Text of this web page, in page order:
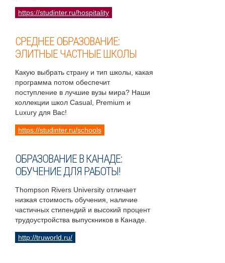
https://studinter.ru/hospitality
СРЕДНЕЕ ОБРАЗОВАНИЕ:
ЭЛИТНЫЕ ЧАСТНЫЕ ШКОЛЫ
Какую выбрать страну и тип школы, какая
программа потом обеспечит
поступление в лучшие вузы мира? Наши
коллекции школ Casual, Premium и
Luxury для Вас!
https://studinter.ru/schools
ОБРАЗОВАНИЕ В КАНАДЕ:
ОБУЧЕНИЕ ДЛЯ РАБОТЫ!
Thompson Rivers University отличает
низкая стоимость обучения, наличие
частичных стипендий и высокий процент
трудоустройства выпускников в Канаде.
http://truworld.ru/